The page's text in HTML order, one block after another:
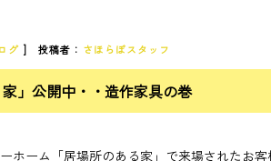
グ] 投稿者： さほらぼスタッフ
家」公開中・・造作家具の巻
ホーム「居場所のある家」で来場されたお